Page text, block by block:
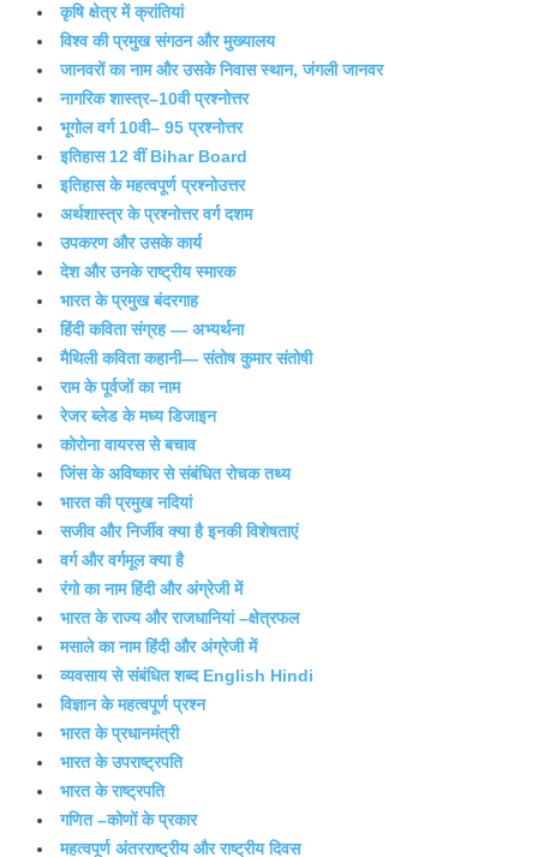
कृषि क्षेत्र में क्रांतियां
विश्व की प्रमुख संगठन और मुख्यालय
जानवरों का नाम और उसके निवास स्थान, जंगली जानवर
नागरिक शास्त्र–10वी प्रश्नोत्तर
भूगोल वर्ग 10वी– 95 प्रश्नोत्तर
इतिहास 12 वीं Bihar Board
इतिहास के महत्वपूर्ण प्रश्नोउत्तर
अर्थशास्त्र के प्रश्नोत्तर वर्ग दशम
उपकरण और उसके कार्य
देश और उनके राष्ट्रीय स्मारक
भारत के प्रमुख बंदरगाह
हिंदी कविता संग्रह — अभ्यर्थना
मैथिली कविता कहानी— संतोष कुमार संतोषी
राम के पूर्वजों का नाम
रेजर ब्लेड के मध्य डिजाइन
कोरोना वायरस से बचाव
जिंस के अविष्कार से संबंधित रोचक तथ्य
भारत की प्रमुख नदियां
सजीव और निर्जीव क्या है इनकी विशेषताएं
वर्ग और वर्गमूल क्या है
रंगो का नाम हिंदी और अंग्रेजी में
भारत के राज्य और राजधानियां –क्षेत्रफल
मसाले का नाम हिंदी और अंग्रेजी में
व्यवसाय से संबंधित शब्द English Hindi
विज्ञान के महत्वपूर्ण प्रश्न
भारत के प्रधानमंत्री
भारत के उपराष्ट्रपति
भारत के राष्ट्रपति
गणित –कोणों के प्रकार
महत्वपूर्ण अंतरराष्ट्रीय और राष्ट्रीय दिवस